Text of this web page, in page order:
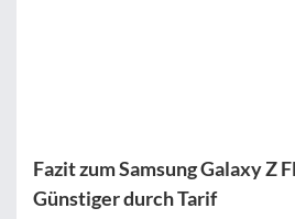
Fazit zum Samsung Galaxy Z
Günstiger durch Tarif